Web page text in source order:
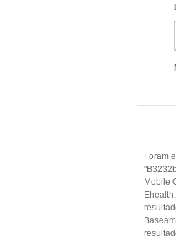
Foram
Mobile